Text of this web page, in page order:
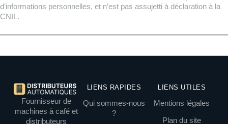
d’informations personnelles, et n’est pas assujetti à déclaration à la
CNIL.
Fournisseur de
machines à café et
distributeurs
LIENS RAPIDES
Qui sommes-nous
?
LIENS UTILES
Mentions légales
Plan du site